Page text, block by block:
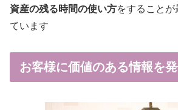
資産の残る時間の使い方をすること
ています
お客様に価値のある情報を